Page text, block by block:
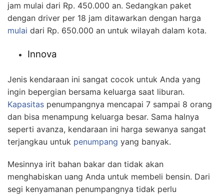
jam mulai dari Rp. 450.000 an. Sedangkan paket
dengan driver per 18 jam ditawarkan dengan harga
mulai dari Rp. 650.000 an untuk wilayah dalam kota.
Innova
Jenis kendaraan ini sangat cocok untuk Anda yang
ingin bepergian bersama keluarga saat liburan.
Kapasitas penumpangnya mencapai 7 sampai 8 orang
dan bisa menampung keluarga besar. Sama halnya
seperti avanza, kendaraan ini harga sewanya sangat
terjangkau untuk penumpang yang banyak.
Mesinnya irit bahan bakar dan tidak akan
menghabiskan uang Anda untuk membeli bensin. Dari
segi kenyamanan penumpangnya tidak perlu